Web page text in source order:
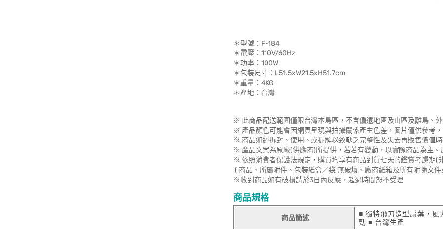
＊型號：F-184
＊電壓：110V/60Hz
＊功率：100W
＊包裝尺寸：L51.5xW21.5xH51.7cm
＊重量：4KG
＊產地：台灣
※ 此商品配送範圍僅限台灣本島區，不含偏遠地區及山區及離島、
※ 產品顏色可能會因網頁呈現與拍攝關係產生色差，圖片僅供參考
※ 商品如經拆封、使用、或拆解以致缺乏完整性及失去再販售價值時
※ 產品文案為原廠(供應商)所提供，若若有變動，以實際商品為主
※ 依照消費者保護法規定，購買均享有商品到貨七天的鑑賞考慮期(
( 商品、所屬附件、包裝紙盒／袋 無破壞、廠商紙箱及所有附隨文
※收到商品如有破損請於3日內反應，超過時間恕不受理
商品規格
商品簡述
■ 獨特飛刀造型扇葉，風
勁 ■ 台灣生產